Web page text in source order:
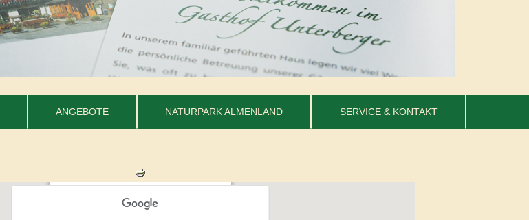
ANGEBOTE NATURPARK ALMENLAND SERVICE & KONTAKT
Gasthof UNTERBERGER
8171 St. Kathrein/Offenegg, Brandlucken 53